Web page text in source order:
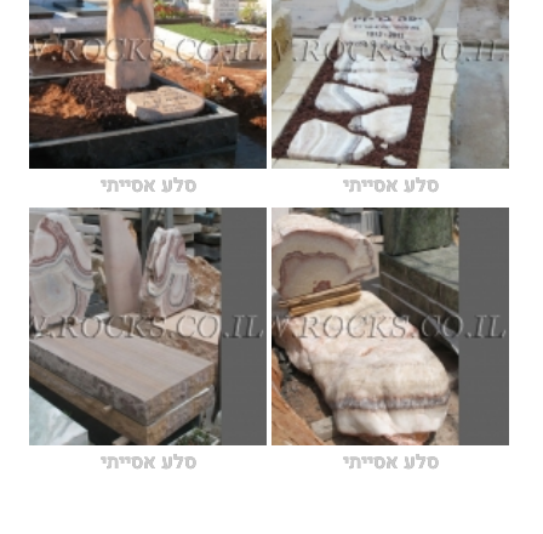
סלע אסייתי סלע אסייתי
סלע אסייתי סלע אסייתי